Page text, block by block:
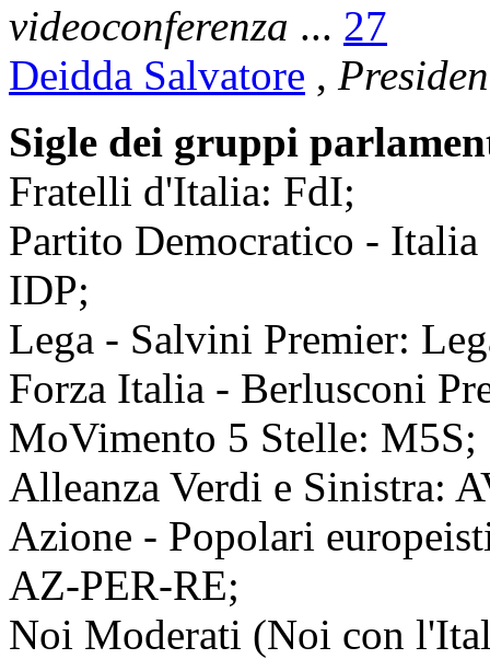
videoconferenza ... 27
Deidda Salvatore ,
Sigle dei gruppi
Fratelli d'Italia: FdI;
Partito Democratico - Italia
IDP;
Lega - Salvini Premier:
Forza Italia - Berlusconi
MoVimento 5 Stelle: M5S;
Alleanza Verdi e Sinistra:
Azione - Popolari
AZ-PER-RE;
Noi Moderati (Noi con